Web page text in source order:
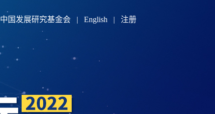
中国发展研究基金会 | English | 注册